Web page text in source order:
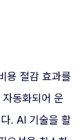
용 절감 효과를
동화되어 운
. AI 기술을 활